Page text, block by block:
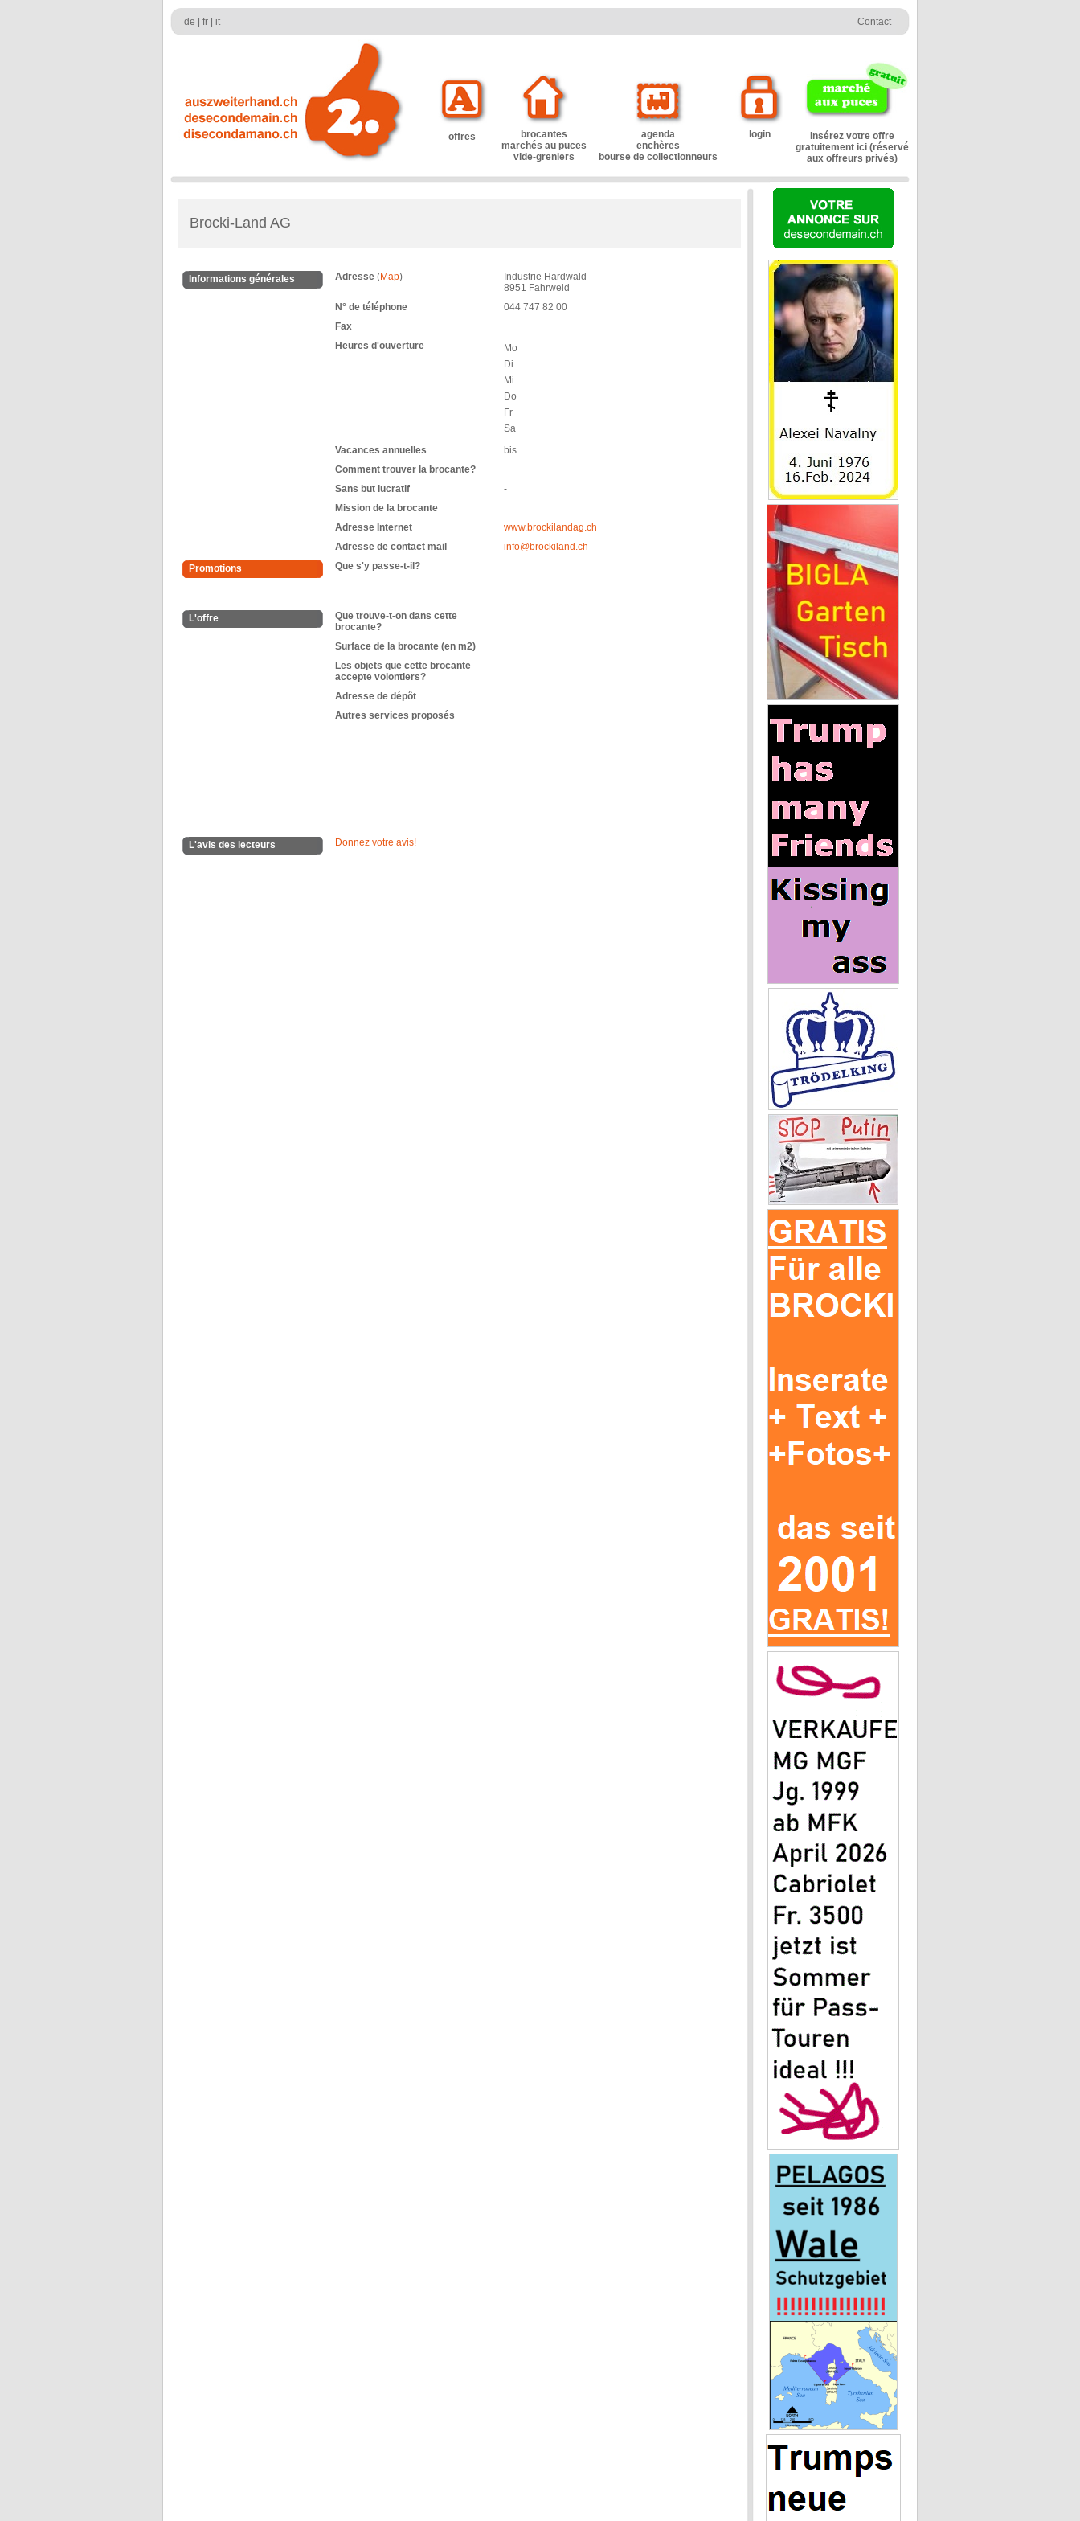
de fr it Contact
offres
brocantes
marchés au puces
vide-greniers
agenda
enchères
bourse de collectionneurs
login
Insérez votre offre
gratuitement ici (réservé
aux offreurs privés)
Brocki-Land AG
Informations générales Adresse (Map)
Industrie Hardwald
8951 Fahrweid
N° de téléphone
044 747 82 00
Fax
Heures d'ouverture
Mo
Di
Mi
Do
Fr
Sa
Vacances annuelles
bis
Comment trouver la brocante?
Sans but lucratif
-
Mission de la brocante
Adresse Internet
www.brockilandag.ch
Adresse de contact mail
info@brockiland.ch
Promotions
Que s'y passe-t-il?
L'offre
Que trouve-t-on dans cette
brocante?
Surface de la brocante (en m2)
Les objets que cette brocante
accepte volontiers?
Adresse de dépôt
Autres services proposés
L'avis des lecteurs Donnez votre avis!